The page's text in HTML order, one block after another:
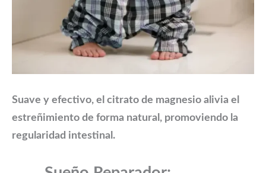
Suave y efectivo, el citrato de magnesio alivia el
estreñimiento de forma natural, promoviendo la
regularidad intestinal.